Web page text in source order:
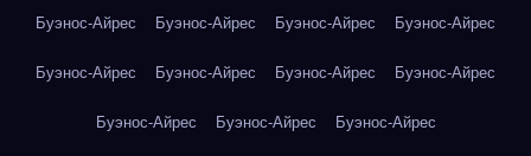
Буэнос-Айрес Буэнос-Айрес Буэнос-Айрес Буэнос-Айрес
Буэнос-Айрес Буэнос-Айрес Буэнос-Айрес Буэнос-Айрес
Буэнос-Айрес Буэнос-Айрес Буэнос-Айрес